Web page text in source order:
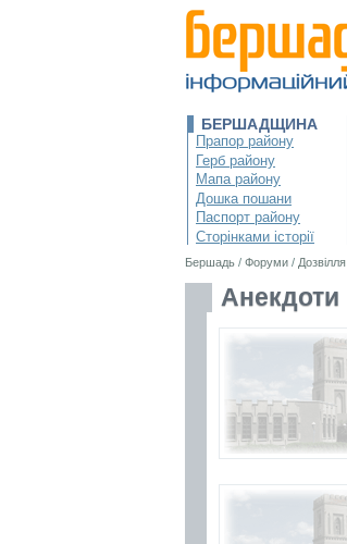
БЕРШАДЩИНА
Прапор району
Герб району
Мапа району
Дошка пошани
Паспорт району
Сторінками історії
Бершадь / Форуми / Дозвілля
Анекдоти